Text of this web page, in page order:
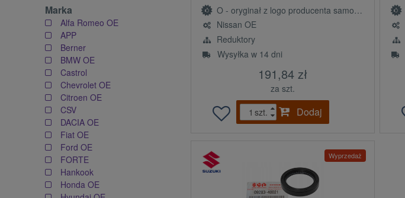
Marka
Alfa Romeo OE
APP
Berner
BMW OE
Castrol
Chevrolet OE
Citroen OE
CSV
DACIA OE
Fiat OE
Ford OE
FORTE
Hankook
Honda OE
O - oryginał z logo producenta samochodu (OE)
Nissan OE
Reduktory
Wysyłka w 14 dni
191,84 zł
za szt.
szt.
Dodaj
Wyprzedaż